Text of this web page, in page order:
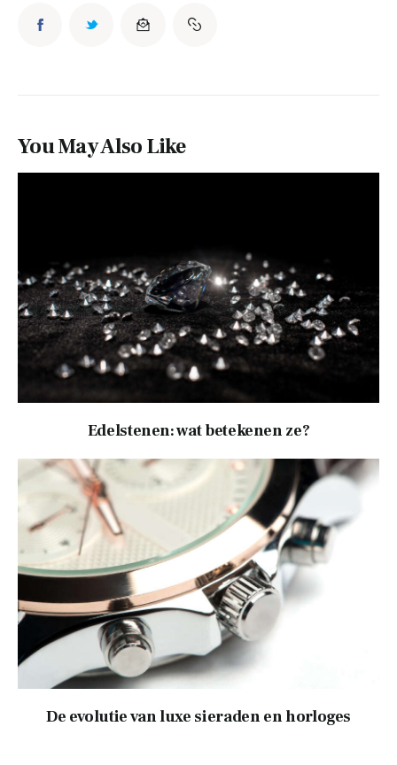
You May Also Like
Edelstenen: wat betekenen ze?
De evolutie van luxe sieraden en horloges